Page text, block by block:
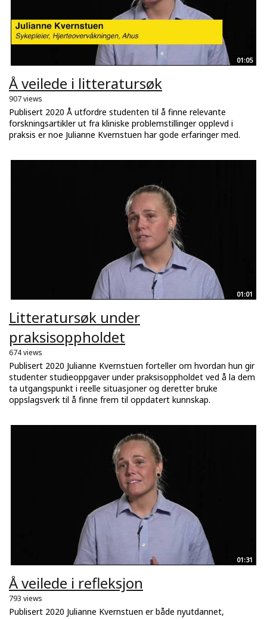
01:05
Å veilede i litteratursøk
907 views
Publisert 2020 Å utfordre studenten til å finne relevante
forskningsartikler ut fra kliniske problemstillinger opplevd i
praksis er noe Julianne Kvernstuen har gode erfaringer med.
01:01
Litteratursøk under
praksisoppholdet
674 views
Publisert 2020 Julianne Kvernstuen forteller om hvordan hun gir
studenter studieoppgaver under praksisoppholdet ved å la dem
ta utgangspunkt i reelle situasjoner og deretter bruke
oppslagsverk til å finne frem til oppdatert kunnskap.
01:31
Å veilede i refleksjon
793 views
Publisert 2020 Julianne Kvernstuen er både nyutdannet,